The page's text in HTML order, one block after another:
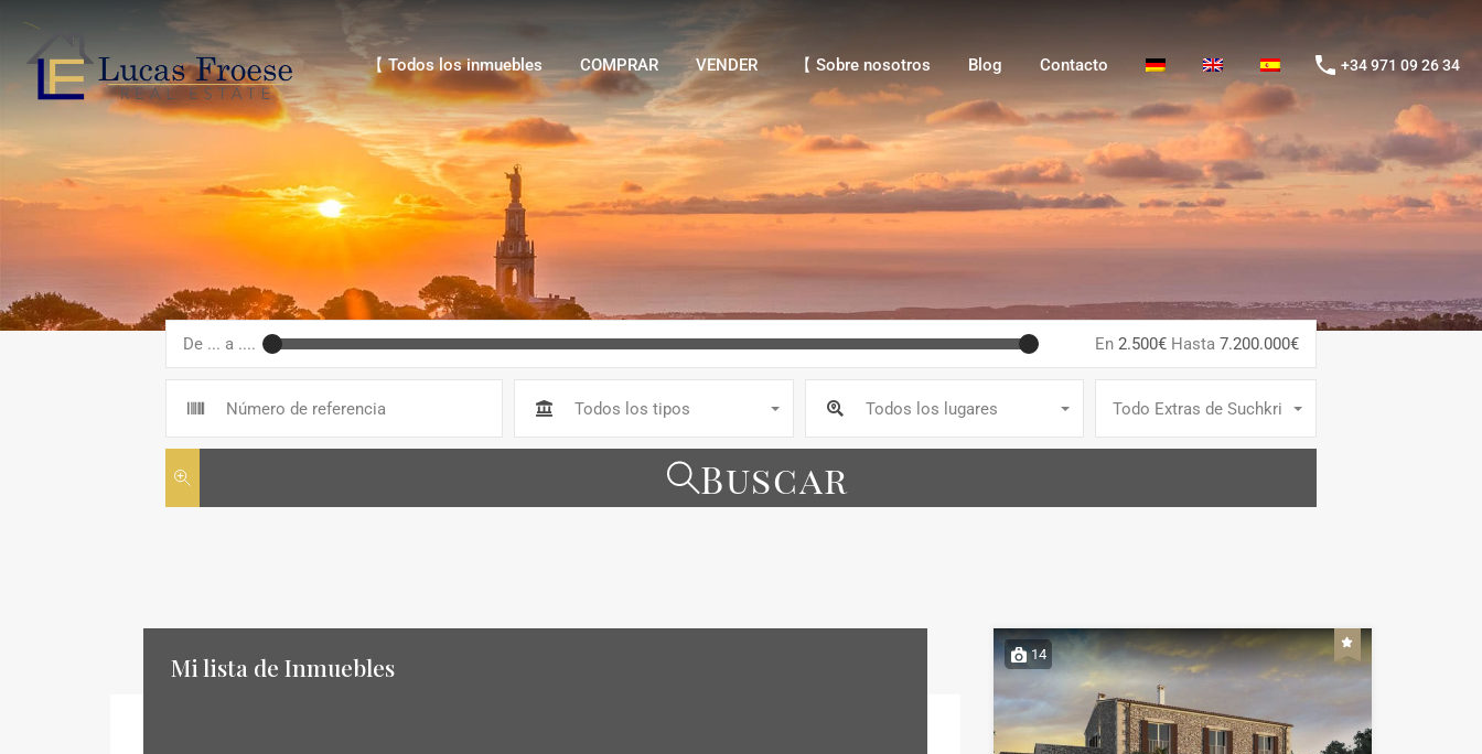
【 Todos los inmuebles VENDER
【 Todos los inmuebles
COMPRAR VENDER 【 Sobre nosotros Blog Contacto +34 971 09 26 34
De ... a .... En 2.500€ Hasta 7.200.000€
Todos los tipos Todos los lugares Todo Extras de Suchkriterien
Buscar
Mi lista de Inmuebles 14